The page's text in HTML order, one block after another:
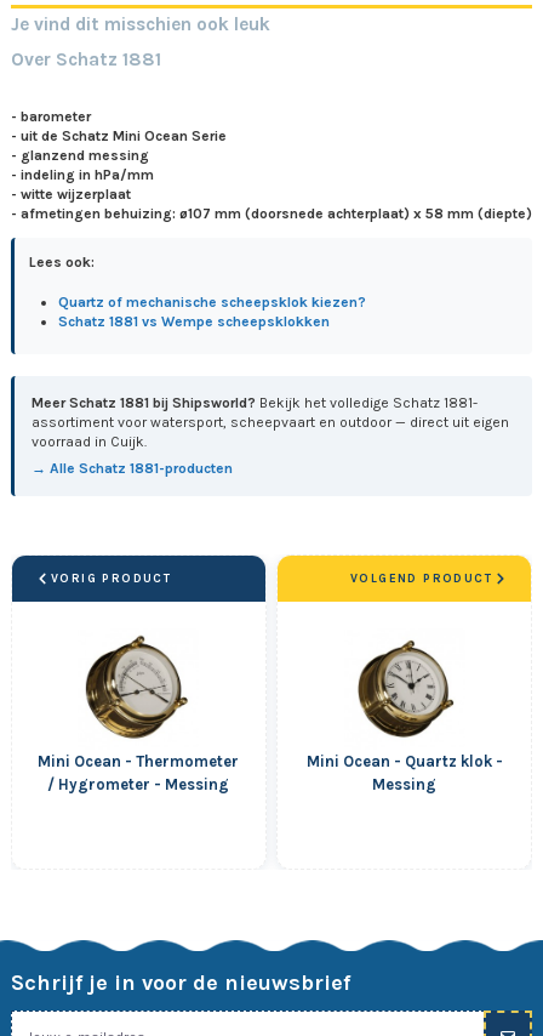
Je vind dit misschien ook leuk
Over Schatz 1881
- barometer
- uit de Schatz Mini Ocean Serie
- glanzend messing
- indeling in hPa/mm
- witte wijzerplaat
- afmetingen behuizing: ø107 mm (doorsnede achterplaat) x 58 mm (diepte)
Lees ook:
Quartz of mechanische scheepsklok kiezen?
Schatz 1881 vs Wempe scheepsklokken
Meer Schatz 1881 bij Shipsworld? Bekijk het volledige Schatz 1881-
assortiment voor watersport, scheepvaart en outdoor — direct uit eigen
voorraad in Cuijk.
→ Alle Schatz 1881-producten
VORIG PRODUCT
Mini Ocean - Thermometer
/ Hygrometer - Messing
Mini Ocean - Quartz klok -
Messing
VOLGEND PRODUCT
Schrijf je in voor de nieuwsbrief